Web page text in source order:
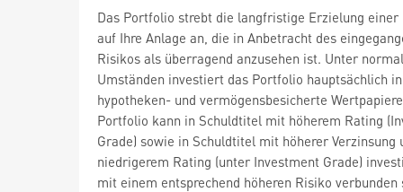
Das Portfolio strebt die langfristige Erzielung einer
auf Ihre Anlage an, die in Anbetracht des
Risikos als überragend anzusehen ist. Unter
Umständen investiert das Portfolio hauptsächlich in
hypotheken- und vermögensbesicherte
Portfolio kann in Schuldtitel mit höherem Rating
Grade) sowie in Schuldtitel mit höherer Verzinsung
niedrigerem Rating (unter Investment Grade)
mit einem entsprechend höheren Risiko verbunden